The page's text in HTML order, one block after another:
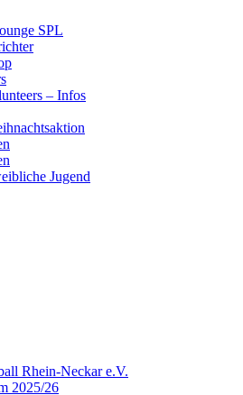
SPL
– Infos
Jugend
Rhein-Neckar e.V.
2025/26